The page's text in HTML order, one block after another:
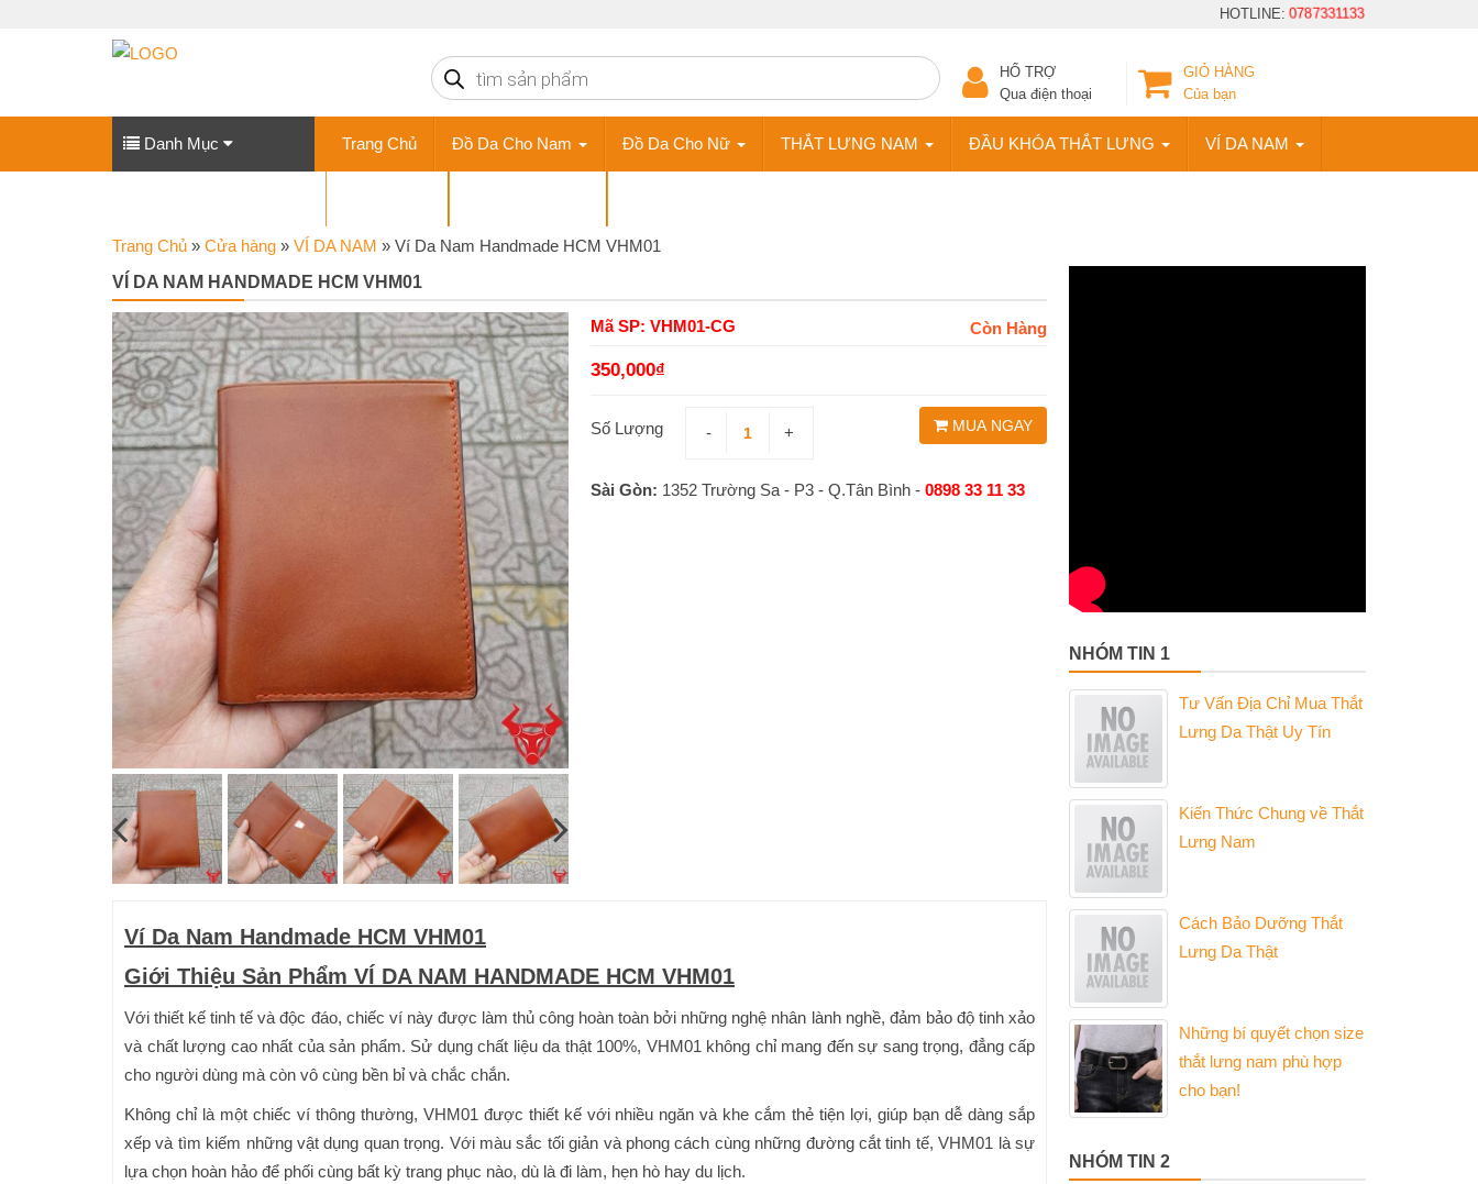
HOTLINE:0787331133
Tìm
kiếm
sản
phẩm
HỔ TRỢ
Qua điện thoại
GIỎ HÀNG
Của bạn
Danh Mục Trang Chủ Đồ Da Cho Nam Đồ Da Cho Nữ THẮT LƯNG NAM ĐẦU KHÓA THẮT LƯNG VÍ DA NAM
Trang Chủ » Cửa hàng » VÍ DA NAM » Ví Da Nam Handmade HCM VHM01
VÍ DA NAM HANDMADE HCM VHM01
Mã SP: VHM01-CG Còn Hàng
350,000₫
Số Lượng - + MUA NGAY
Sài Gòn: 1352 Trường Sa - P3 - Q.Tân Bình - 0898 33 11 33
Ví Da Nam Handmade HCM VHM01
Giới Thiệu Sản Phẩm VÍ DA NAM HANDMADE HCM VHM01
Với thiết kế tinh tế và độc đáo, chiếc ví này được làm thủ công hoàn toàn bởi những nghệ nhân lành nghề, đảm bảo độ tinh xảo
và chất lượng cao nhất của sản phẩm. Sử dụng chất liệu da thật 100%, VHM01 không chỉ mang đến sự sang trọng, đẳng cấp
cho người dùng mà còn vô cùng bền bỉ và chắc chắn.
Không chỉ là một chiếc ví thông thường, VHM01 được thiết kế với nhiều ngăn và khe cắm thẻ tiện lợi, giúp bạn dễ dàng sắp
xếp và tìm kiếm những vật dụng quan trọng. Với màu sắc tối giản và phong cách cùng những đường cắt tinh tế, VHM01 là sự
lựa chọn hoàn hảo để phối cùng bất kỳ trang phục nào, dù là đi làm, hẹn hò hay du lịch.
NHÓM TIN 1
Tư Vấn Địa Chỉ Mua Thắt
Lưng Da Thật Uy Tín
Kiến Thức Chung về Thắt
Lưng Nam
Cách Bảo Dưỡng Thắt
Lưng Da Thật
Những bí quyết chọn size
thắt lưng nam phù hợp
cho bạn!
NHÓM TIN 2